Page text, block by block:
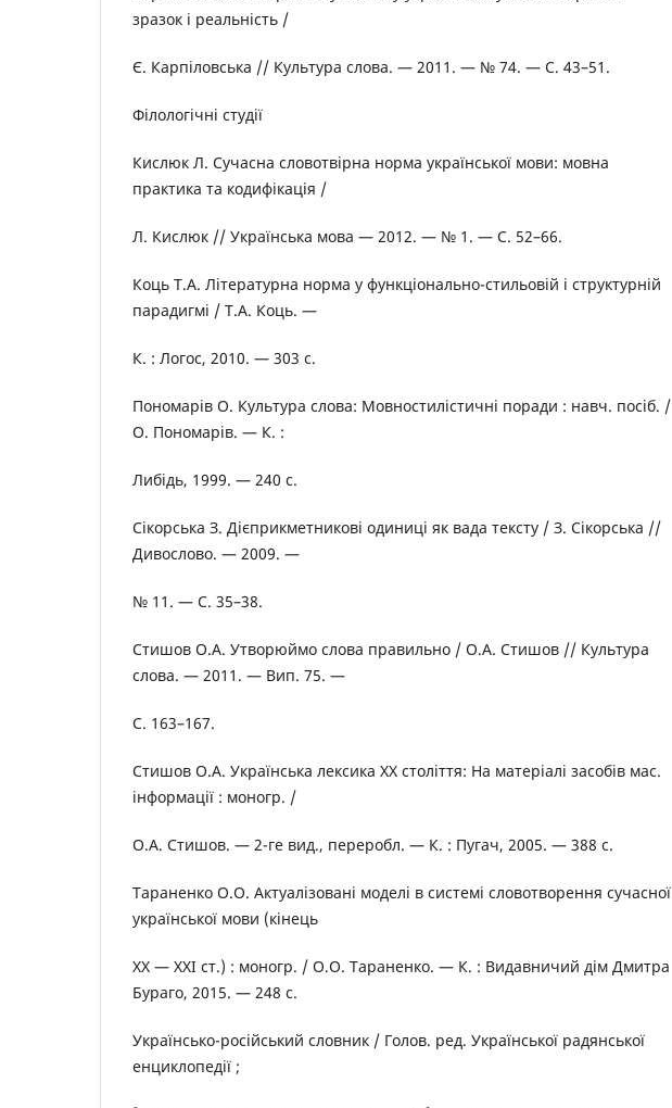
зразок і реальність /
Є. Карпіловська // Культура слова. — 2011. — № 74. — С. 43–51.
Філологічні студії
Кислюк Л. Сучасна словотвірна норма української мови: мовна
практика та кодифікація /
Л. Кислюк // Українська мова — 2012. — № 1. — С. 52–66.
Коць Т.А. Літературна норма у функціонально-стильовій і структурній
парадигмі / Т.А. Коць. —
К. : Логос, 2010. — 303 с.
Пономарів О. Культура слова: Мовностилістичні поради : навч. посіб. /
О. Пономарів. — К. :
Либідь, 1999. — 240 с.
Сікорська З. Дієприкметникові одиниці як вада тексту / З. Сікорська //
Дивослово. — 2009. —
№ 11. — С. 35–38.
Стишов О.А. Утворюймо слова правильно / О.А. Стишов // Культура
слова. — 2011. — Вип. 75. —
С. 163–167.
Стишов О.А. Українська лексика ХХ століття: На матеріалі засобів мас.
інформації : моногр. /
О.А. Стишов. — 2-ге вид., переробл. — К. : Пугач, 2005. — 388 с.
Тараненко О.О. Актуалізовані моделі в системі словотворення сучасної
української мови (кінець
ХХ — ХХІ ст.) : моногр. / О.О. Тараненко. — К. : Видавничий дім Дмитра
Бураго, 2015. — 248 с.
Українсько-російський словник / Голов. ред. Української радянської
енциклопедії ;